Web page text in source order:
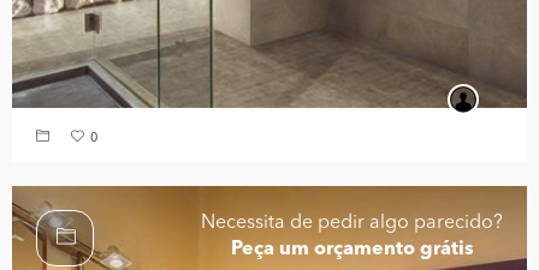
0
Necessita de pedir algo parecido?
Peça um orçamento grátis